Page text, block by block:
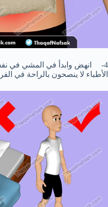
4- انهض وابدأ في المشي في
الأطباء لا ينصحون بالراحة في الفراش